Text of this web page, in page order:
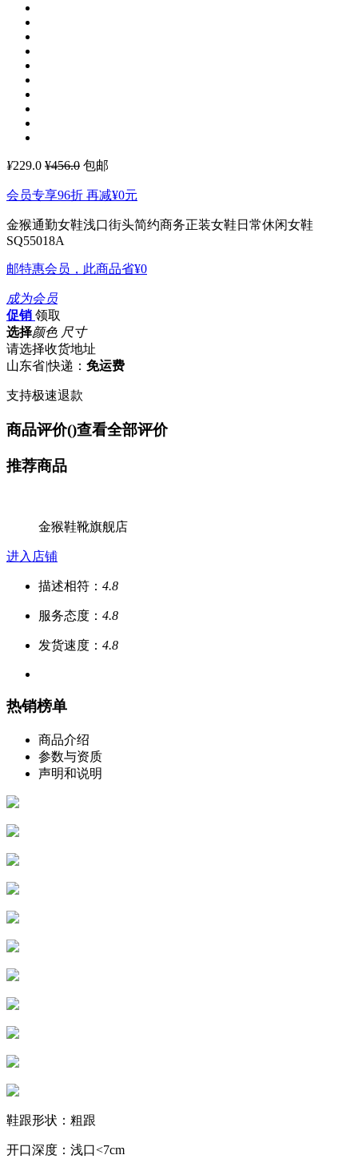
¥229.0 ¥456.0 包邮
会员专享96折 再减¥0元
金猴通勤女鞋浅口街头简约商务正装女鞋日常休闲女鞋
SQ55018A
邮特惠会员，此商品省¥0
成为会员
促销 领取
选择颜色 尺寸
请选择收货地址
山东省|快递： 免运费
支持极速退款
商品评价()查看全部评价
推荐商品
金猴鞋靴旗舰店
进入店铺
描述相符： 4.8
服务态度： 4.8
发货速度： 4.8
热销榜单
商品介绍
参数与资质
声明和说明
鞋跟形状：粗跟
开口深度：浅口<7cm